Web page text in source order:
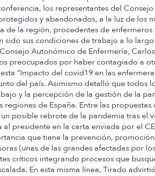
los representantes del
y abandonados, a la luz de los
de la región, procedentes de
sus condiciones de trabajo a lo
Autonómico de Enfermería,
preocupados por haber contagiado a
“Impacto del covid19 en las
del país. Asimismo detalló que todos
y la percepción de la gestión de la
de España. Entre las
posible rebrote de la pandemia tras el
presidente en la carta enviada por el
que tiene la prevención,
(unas de las grandes afectadas por
críticos integrando procesos que
En esta misma línea, Tirado